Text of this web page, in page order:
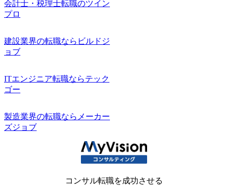
会計士・税理士転職のツイン
プロ
建設業界の転職ならビルドジ
ョブ
ITエンジニア転職ならテック
ゴー
製造業界の転職ならメーカー
ズジョブ
コンサル転職を成功させる